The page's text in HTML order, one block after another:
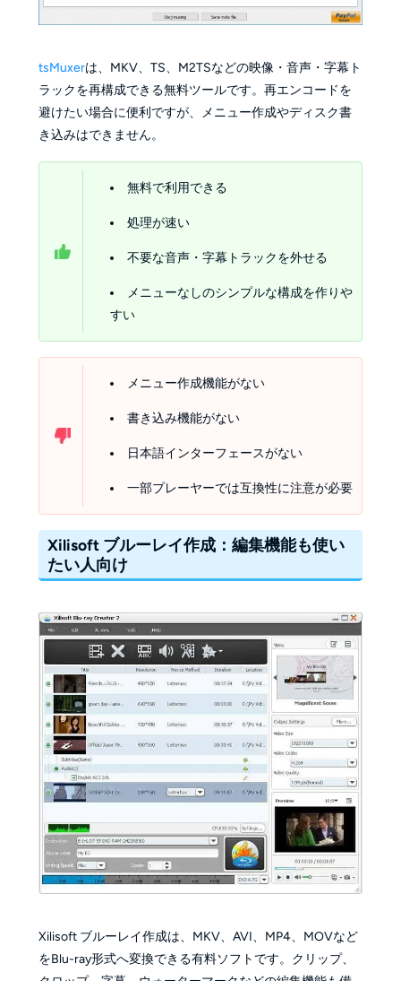
tsMuxerは、MKV、TS、M2TSなどの映像・音声・字幕ト
ラックを再構成できる無料ツールです。再エンコードを
避けたい場合に便利ですが、メニュー作成やディスク書
き込みはできません。
無料で利用できる
処理が速い
不要な音声・字幕トラックを外せる
メニューなしのシンプルな構成を作りや
すい
メニュー作成機能がない
書き込み機能がない
日本語インターフェースがない
一部プレーヤーでは互換性に注意が必要
Xilisoft ブルーレイ作成：編集機能も使い
たい人向け
Xilisoft ブルーレイ作成は、MKV、AVI、MP4、MOVなど
をBlu-ray形式へ変換できる有料ソフトです。クリップ、